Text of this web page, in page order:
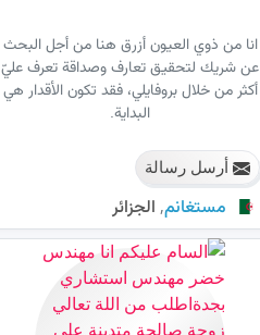
انا من ذوي العيون أزرق هنا من أجل البحث
عن شريك لتحقيق تعارف وصداقة تعرف عليّ
أكثر من خلال بروفايلي، فقد تكون الأقدار هي
البداية.
أرسل رسالة
مستغانم, الجزائر